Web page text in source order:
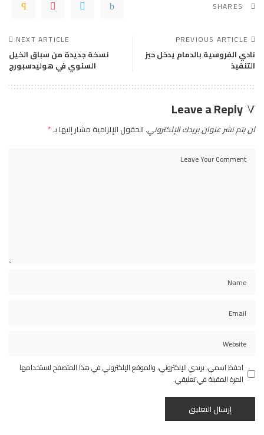
SHARES
PREVIOUS ARTICLE
نادي الفروسية بالدمام يدخل حيز
التنفيذ
NEXT ARTICLE
نسخة جديدة من سباق الخيل
السنوي في هوليدسبورج
Leave a Reply
لن يتم نشر عنوان بريدك الإلكتروني. الحقول الإلزامية مشار إليها بـ*
احفظ اسمي، بريدي الإلكتروني، والموقع الإلكتروني في هذا المتصفح لاستخدامها
المرة المقبلة في تعليقي.